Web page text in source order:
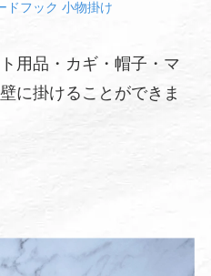
ドフック 小物掛け
用品・カギ・帽子・マ
に掛けることができま